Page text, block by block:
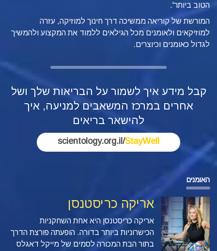
הטוב ביותר'.
המורשת של קוריאה ממשיכה דרך חינוך למוזיקה, עזרה
למוזיקאים ולאומנים מכל הגילאים ללמוד את המקצוע ולהמשיך
לגדול כאומנים וכיוצרים.
קבל מידע איך לשמור על הבריאות שלך ושל
אחרים במרכז המשאבים למניעה, איך
להישאר בריאים
scientology.org.il/StayWell
האומנים
אריקה כריסטנסן
אריקה כריסטנסן היא אחת השחקניות
הכישרוניות ביותר בדורה. הופעתה פורצת הדרך
בתור הבת המכורה לסמים של מייקל דאגלס